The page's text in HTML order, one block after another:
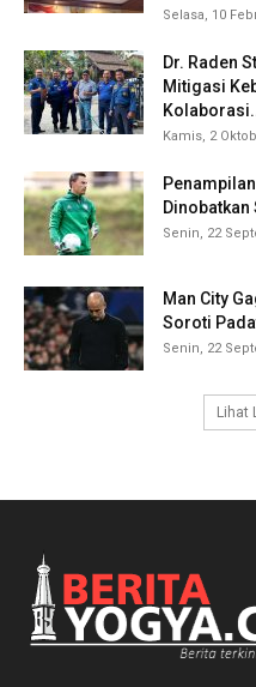
Selasa, 10
Dr. Raden
Mitigasi
Kamis, 2
Dinobatkan
Senin, 22
Man City
Soroti
Senin, 22
Lihat